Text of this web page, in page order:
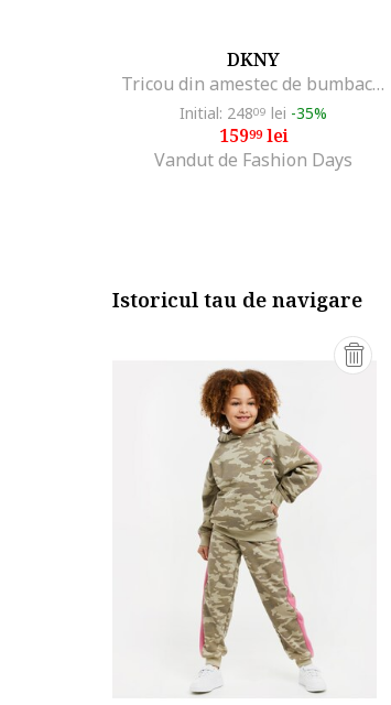
DKNY
Tricou din amestec de bumbac cu imprimeu logo, Alb
Initial: 24809 lei -35%
15999lei
Vandut de Fashion Days
Istoricul tau de navigare